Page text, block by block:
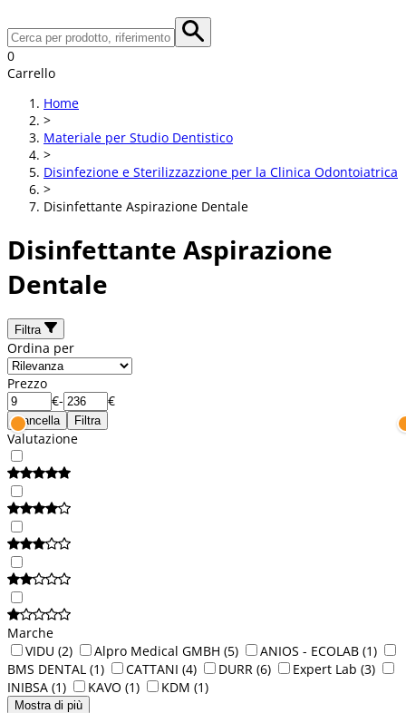
0
Carrello
Home
>
Materiale per Studio Dentistico
>
Disinfezione e Sterilizzazzione per la Clinica Odontoiatrica
>
Disinfettante Aspirazione Dentale
Disinfettante Aspirazione
Dentale
Filtra
Ordina per
Prezzo
€- €
Cancella Filtra
Valutazione
Marche
VIDU (2) Alpro Medical GMBH (5) ANIOS - ECOLAB (1)
BMS DENTAL (1) CATTANI (4) DURR (6) Expert Lab (3)
INIBSA (1) KAVO (1) KDM (1)
Mostra di più